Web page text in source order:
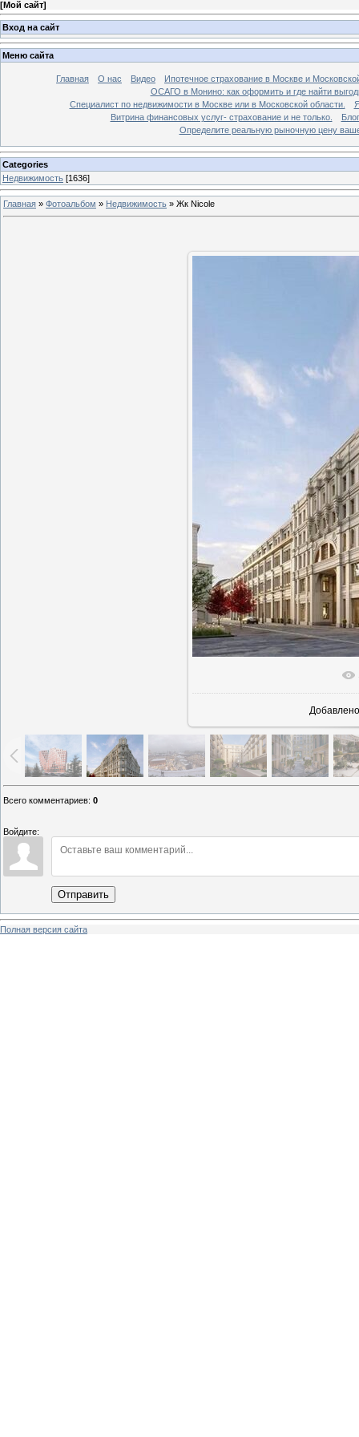
[Мой сайт]
Вход на сайт
Меню сайта
Главная О нас Видео
Ипотечное страхование в Москве и
ОСАГО в Монино: как оформить и где найти
Специалист по недвижимости в Москве или в Московской области.
Витрина финансовых услуг- страхование и не только.
Блог
Определите реальную рыночную цену
Categories
Недвижимость [1636]
Главная » Фотоальбом » Недвижимость » Жк Nicole
В
Добавлено
Всего комментариев: 0
Войдите:
Отправить
Полная версия сайта